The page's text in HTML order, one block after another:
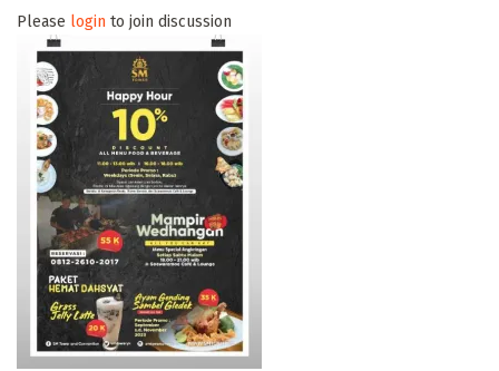
Please login to join discussion